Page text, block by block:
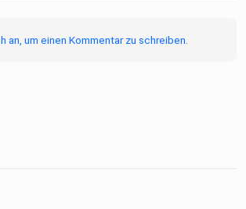
an, um einen Kommentar zu schreiben.